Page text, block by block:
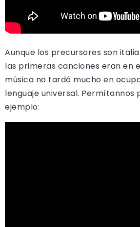
Aunque los precursores son
las primeras canciones eran en
música no tardó mucho en
lenguaje universal. Permítannos
ejemplo: